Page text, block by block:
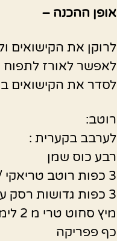
אופן ההכנה –
לרוקן את הקישואים
לאפשר לאורז
לסדר את הקישואים
רוטב:
לערבב בקערית :
רבע כוס שמן
3 כפות רוטב טריאקי / או סילאן / או רכז רימונים
3 כפות גדושות רסק עגבניות Mutti
מיץ סחוט טרי מ 2 לימונים
כף פפריקה